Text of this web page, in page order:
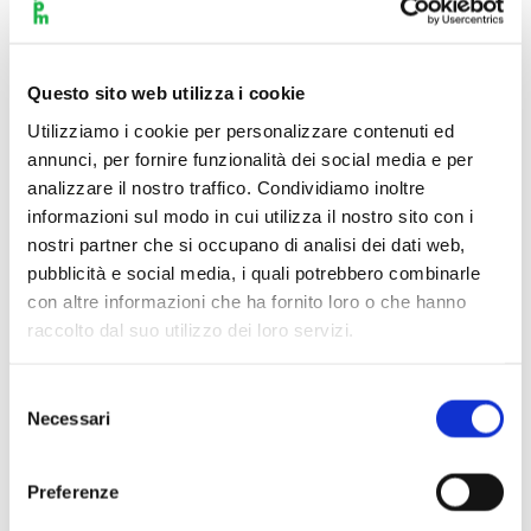
Questo sito web utilizza i cookie
Utilizziamo i cookie per personalizzare contenuti ed
annunci, per fornire funzionalità dei social media e per
analizzare il nostro traffico. Condividiamo inoltre
informazioni sul modo in cui utilizza il nostro sito con i
nostri partner che si occupano di analisi dei dati web,
pubblicità e social media, i quali potrebbero combinarle
con altre informazioni che ha fornito loro o che hanno
raccolto dal suo utilizzo dei loro servizi.
delNecessari
Preferenze
potranno venire a conoscenza dei Suoi dati nell’espletamento
essere richiesto scrivendo a privacy@ipomeriggi.it
I Dati Personali trattati verranno conservati
conformemente ai tempi previsti dalla normativa europea
e nazionale applicabile, nonché indicati dall’Autorità
Garante per la Protezione dei dati. Maggiori
informazioni in merito al periodo di conservazione dei
Dati Personali e/o ai criteri utilizzati per determinare tale
periodo possono essere richieste scrivendo al Titolare del
trattamento, al seguente indirizzo
Il Titolare non effettua il trasferimento dei dati personali
software
e delcloud
, seppur il Titolare abbia scelto l’utilizzo dei